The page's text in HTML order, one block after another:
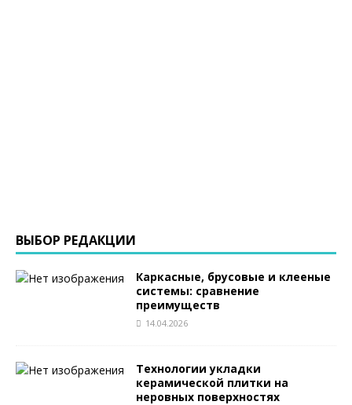
ВЫБОР РЕДАКЦИИ
Каркасные, брусовые и клееные
системы: сравнение
преимуществ
14.04.2026
Технологии укладки
керамической плитки на
неровных поверхностях